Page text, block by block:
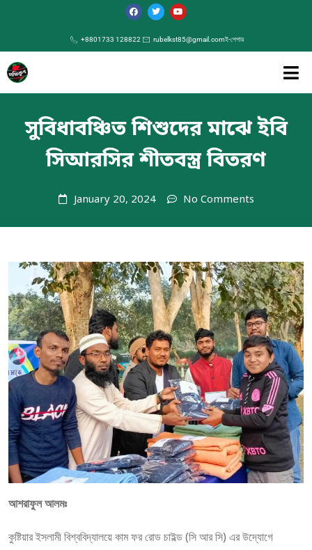
+8801733 128822 rubelkst85@gmail.comই-পেপার
সুবিধাবঞ্চিত শিশুদের মাঝে ইবি
সিআরসির শীতবস্ত্র বিতরণ
January 20, 2024 No Comments
আশরাফুল আলমঃ
কুষ্টিয়ার ইসলামী বিশ্ববিদ্যালয়ে কাম ফর রোড চাইল্ড (সি আর সি) এর উদ্যোগে